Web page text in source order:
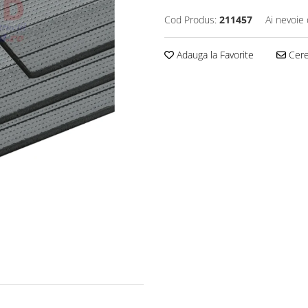
Cod Produs: 211457 Ai nevoie
Adauga la Favorite